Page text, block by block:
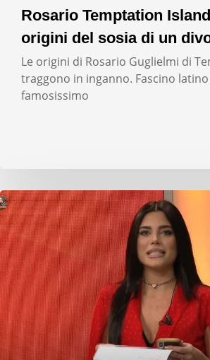
Rosario Temptation
origini del sosia di un
Le origini di Rosario Guglielmi di
traggono in inganno. Fascino
famosissimo